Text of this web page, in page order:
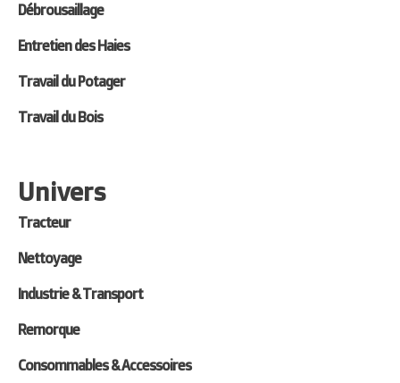
Débrousaillage
Entretien des Haies
Travail du Potager
Travail du Bois
Univers
Tracteur
Nettoyage
Industrie & Transport
Remorque
Consommables & Accessoires